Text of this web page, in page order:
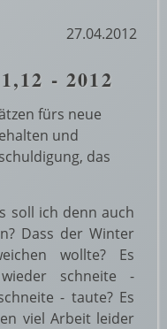
27.04.2012
- 2012
fürs neue
und
das
soll ich denn auch
Dass der Winter
wollte? Es
schneite -
- taute? Es
viel Arbeit leider